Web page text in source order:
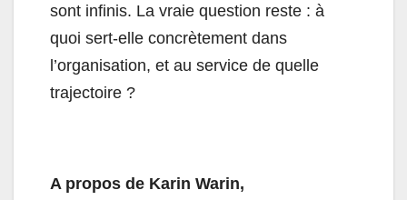
sont infinis. La vraie question reste : à
quoi sert-elle concrètement dans
l’organisation, et au service de quelle
trajectoire ?
A propos de Karin Warin,